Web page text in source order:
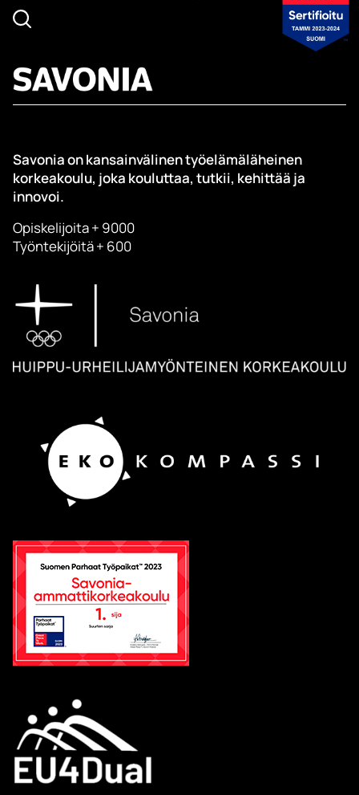
Savonia on kansainvälinen työelämäläheinen
korkeakoulu, joka kouluttaa, tutkii, kehittää ja
innovoi.
Opiskelijoita + 9000
Työntekijöitä + 600